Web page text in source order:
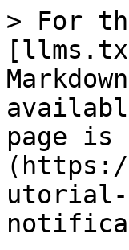
> For
page is
utorial-